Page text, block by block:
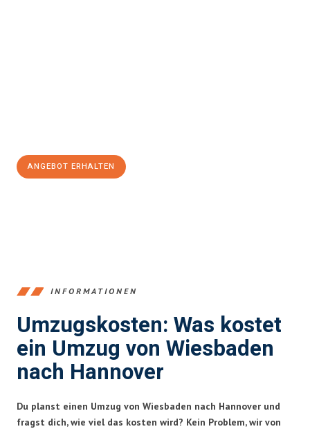
ANGEBOT ERHALTEN
INFORMATIONEN
Umzugskosten: Was kostet
ein Umzug von Wiesbaden
nach Hannover
Du planst einen Umzug von Wiesbaden nach Hannover und
fragst dich, wie viel das kosten wird? Kein Problem, wir von